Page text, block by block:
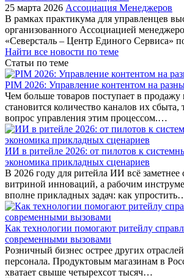
25 марта 2026 Ассоциация Менеджеров
В рамках практикума для управленцев
организованного Ассоциацией
«Северсталь – Центр Единого Сервиса»
Найти все новости по теме
Статьи по теме
PIM 2026: Управление контентом на
Чем больше товаров поступает в
становится количество каналов их сбыта,
вопрос управления этим процессом.…
ИИ в ритейле 2026: от пилотов к
экономика прикладных сценариев
В 2026 году для ритейла ИИ всё заметнее
витриной инноваций, а рабочим
вполне прикладных задач: как
Как технологии помогают ритейлу
современными вызовами
Розничный бизнес острее других
персонала. Продуктовым магазинам в
хватает свыше четырехсот тысяч…